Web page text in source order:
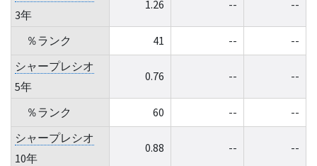
3年
1.26 -- --
％ランク 41 --
--
シャープレシオ
5年
0.76 -- --
％ランク 60 --
--
シャープレシオ
10年
0.88 -- --